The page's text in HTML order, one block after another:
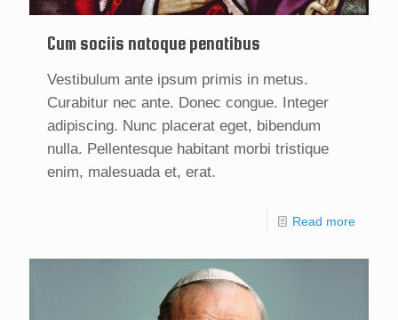
Cum sociis natoque penatibus
Vestibulum ante ipsum primis in metus.
Curabitur nec ante. Donec congue. Integer
adipiscing. Nunc placerat eget, bibendum
nulla. Pellentesque habitant morbi tristique
enim, malesuada et, erat.
Read more